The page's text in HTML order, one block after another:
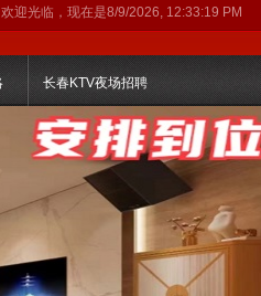
欢迎光临，现在是8/9/2026, 12:33:20 PM
长春KTV夜场招聘